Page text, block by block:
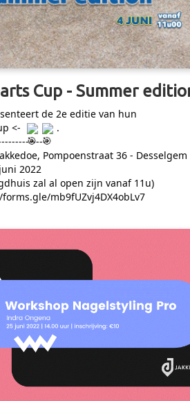
Cup - Summer
de 2e editie van hun
<-
.
Pompoenstraat 36 - Desselgem
2022
zal al open zijn vanaf 11u)
mb9fUZvj4DX4obLv7